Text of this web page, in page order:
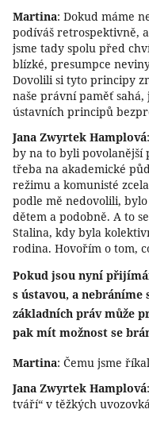
Martina: Dokud máme
podíváš retrospektivně,
jsme tady spolu před
blízké, presumpce
Dovolili si tyto principy
naše právní paměť
ústavních principů
Jana Zwyrtek Hamplová
by na to byli povolanější
třeba na akademické
režimu a komunisté
podle mě nedovolili,
dětem a podobně. A to
Stalina, kdy byla
rodina. Hovořím o tom,
Pokud jsou nyní
s ústavou, a
základních práv může
pak mít možnost se
Martina: Čemu jsme
Jana Zwyrtek Hamplová
tváří“ v těžkých